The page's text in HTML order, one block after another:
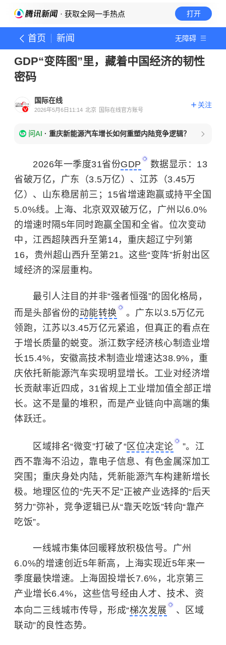
· 获取全网一手热点 打开
首页 新闻 无障碍
GDP“变阵图”里，藏着中国经济的韧性
密码
国际在线
2026年5月6日11:14 北京 国际在线官方账号
关注
问AI · 重庆新能源汽车增长如何重塑内陆竞争逻辑？
2026年一季度31省份GDP
数据显示：13
省破万亿，广东（3.5万亿）、江苏（3.45万
亿）、山东稳居前三；15省增速跑赢或持平全国
5.0%线。上海、北京双双破万亿，广州以6.0%
的增速时隔5年同时跑赢全国和全省。位次变动
中，江西超陕西升至第14，重庆超辽宁列第
16，贵州超山西升至第21。这些“变阵”折射出区
域经济的深层重构。
最引人注目的并非“强者恒强”的固化格局，
而是头部省份的动能转换
。广东以3.5万亿元
领跑，江苏以3.45万亿元紧追，但真正的看点在
于增长质量的蜕变。浙江数字经济核心制造业增
长15.4%，安徽高技术制造业增速达38.9%，重
庆依托新能源汽车实现明显增长。工业对经济增
长贡献率近四成，31省规上工业增加值全部正增
长。这不是量的堆积，而是产业链向中高端的集
体跃迁。
区域排名“微变”打破了“区位决定论
”。江
西不靠海不沿边，靠电子信息、有色金属深加工
突围；重庆身处内陆，凭新能源汽车构建新增长
极。地理区位的“先天不足”正被产业选择的“后天
努力”弥补，竞争逻辑已从“靠天吃饭”转向“靠产
吃饭”。
一线城市集体回暖释放积极信号。广州
6.0%的增速创近5年新高，上海实现近5年来一
季度最快增速。上海固投增长7.6%，北京第三
产业增长6.4%，这些信号经由人才、技术、资
本向二三线城市传导，形成“梯次发展
、区域
联动”的良性态势。